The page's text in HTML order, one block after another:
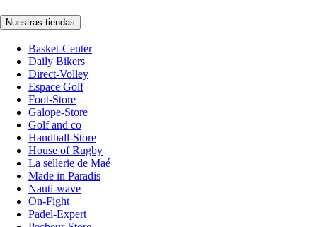
Nuestras tiendas
Basket-Center
Daily Bikers
Direct-Volley
Espace Golf
Foot-Store
Galope-Store
Golf and co
Handball-Store
House of Rugby
La sellerie de Maé
Made in Paradis
Nauti-wave
On-Fight
Padel-Expert